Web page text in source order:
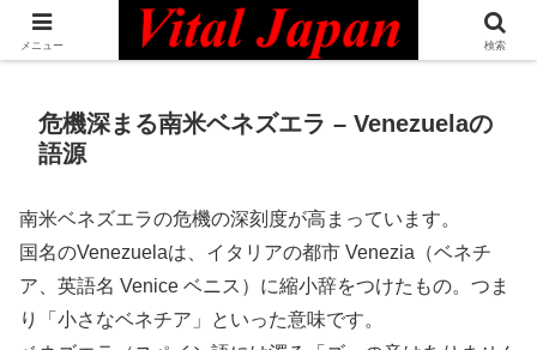
日本最大級の英語コミュニティ・Bilingual Professionals Network
危機深まる南米ベネズエラ – Venezuelaの
語源
南米ベネズエラの危機の深刻度が高まっています。
国名のVenezuelaは、イタリアの都市 Venezia（ベネチ
ア、英語名 Venice ベニス）に縮小辞をつけたもの。つま
り「小さなベネチア」といった意味です。
メニュー 検索